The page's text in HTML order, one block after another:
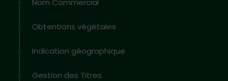
Nom Commercial
Obtentions végétales
Indication géographique
Gestion des Titres